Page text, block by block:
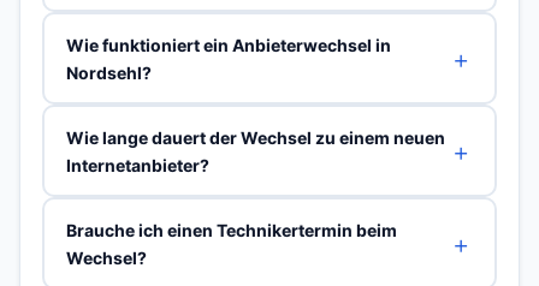
Wie funktioniert ein Anbieterwechsel in
Nordsehl?
Wie lange dauert der Wechsel zu einem neuen
Internetanbieter?
Brauche ich einen Technikertermin beim
Wechsel?